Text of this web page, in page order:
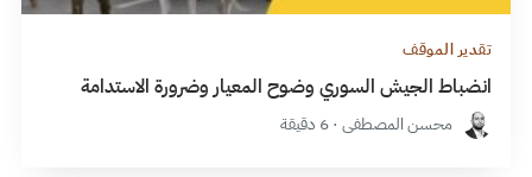
تقدير الموقف
انضباط الجيش السوري وضوح المعيار وضرورة الاستدامة
محسن المصطفى · 6 دقيقة